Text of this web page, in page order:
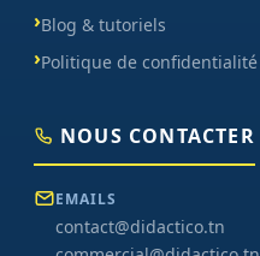
Blog & tutoriels
Politique de confidentialité
NOUS CONTACTER
EMAILS
contact@didactico.tn